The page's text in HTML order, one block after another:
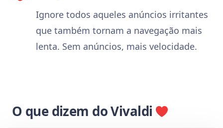
Ignore todos aqueles anúncios irritantes
que também tornam a navegação mais
lenta. Sem anúncios, mais velocidade.
O que dizem do Vivaldi